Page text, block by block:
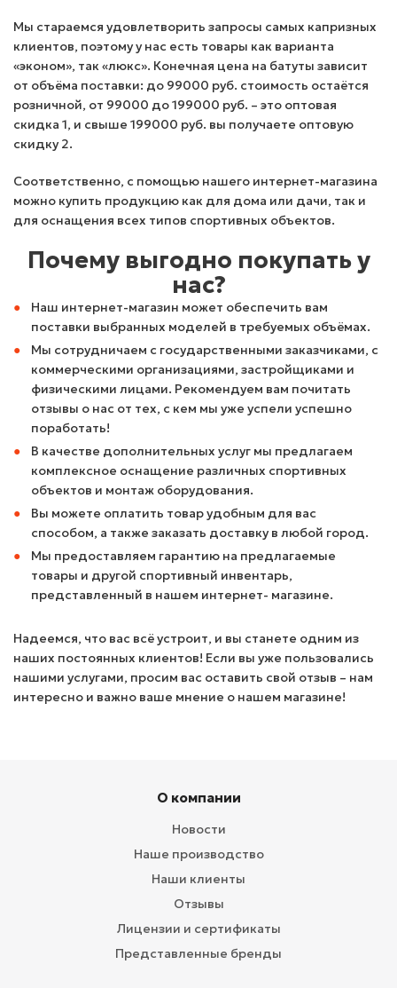
Мы стараемся удовлетворить запросы самых капризных
клиентов, поэтому у нас есть товары как варианта
«эконом», так «люкс». Конечная цена на батуты зависит
от объёма поставки: до 99000 руб. стоимость остаётся
розничной, от 99000 до 199000 руб. – это оптовая
скидка 1, и свыше 199000 руб. вы получаете оптовую
скидку 2.
Соответственно, с помощью нашего интернет-магазина
можно купить продукцию как для дома или дачи, так и
для оснащения всех типов спортивных объектов.
Почему выгодно покупать у
нас?
Наш интернет-магазин может обеспечить вам
поставки выбранных моделей в требуемых объёмах.
Мы сотрудничаем с государственными заказчиками, с
коммерческими организациями, застройщиками и
физическими лицами. Рекомендуем вам почитать
отзывы о нас от тех, с кем мы уже успели успешно
поработать!
В качестве дополнительных услуг мы предлагаем
комплексное оснащение различных спортивных
объектов и монтаж оборудования.
Вы можете оплатить товар удобным для вас
способом, а также заказать доставку в любой город.
Мы предоставляем гарантию на предлагаемые
товары и другой спортивный инвентарь,
представленный в нашем интернет- магазине.
Надеемся, что вас всё устроит, и вы станете одним из
наших постоянных клиентов! Если вы уже пользовались
нашими услугами, просим вас оставить свой отзыв – нам
интересно и важно ваше мнение о нашем магазине!
О компании
Новости
Наше производство
Наши клиенты
Отзывы
Лицензии и сертификаты
Представленные бренды